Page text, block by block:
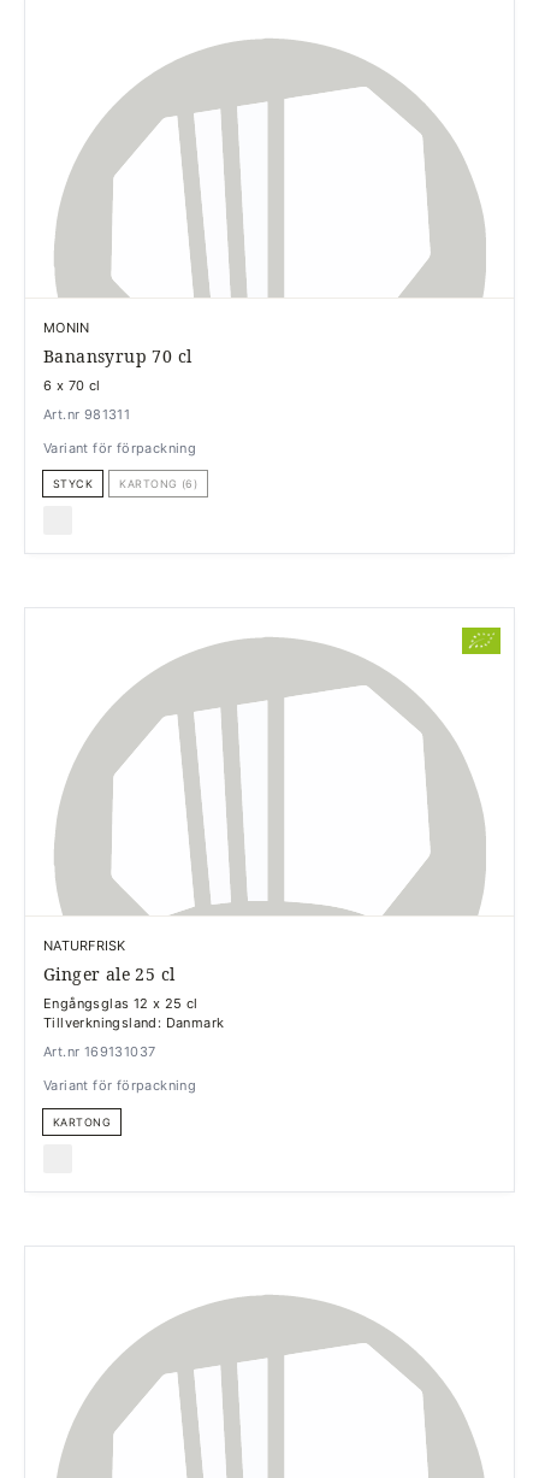
MONIN
Banansyrup 70 cl
6 x 70 cl
Art.nr 981311
Variant för förpackning
STYCK KARTONG (6)
NATURFRISK
Ginger ale 25 cl
Engångsglas 12 x 25 cl
Tillverkningsland: Danmark
Art.nr 169131037
Variant för förpackning
KARTONG